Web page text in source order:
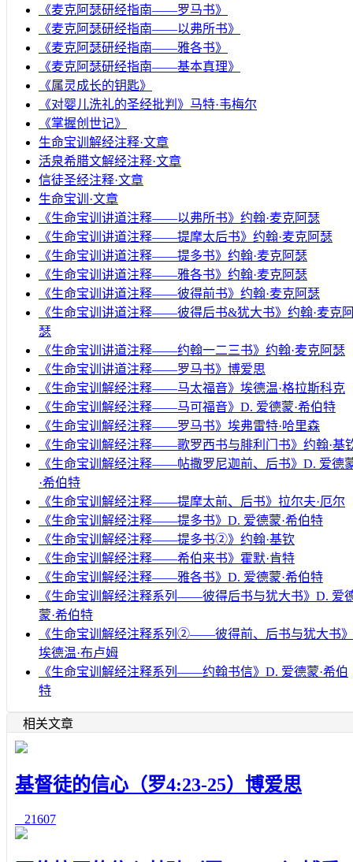
《麦克阿瑟研经指南——罗马书》
《麦克阿瑟研经指南——以弗所书》
《麦克阿瑟研经指南——雅各书》
《麦克阿瑟研经指南——基本真理》
《属灵成长的钥匙》
《对婴儿洗礼的圣经批判》马特·韦梅尔
《掌握创世记》
生命宝训解经注释·文章
活泉希腊文解经注释·文章
信徒圣经注释·文章
生命宝训·文章
《生命宝训讲道注释——以弗所书》约翰·麦克阿瑟
《生命宝训讲道注释——提摩太后书》约翰·麦克阿瑟
《生命宝训讲道注释——提多书》约翰·麦克阿瑟
《生命宝训讲道注释——雅各书》约翰·麦克阿瑟
《生命宝训讲道注释——彼得前书》约翰·麦克阿瑟
《生命宝训讲道注释——彼得后书&犹大书》约翰·麦克
瑟
《生命宝训讲道注释——约翰一二三书》约翰·麦克阿瑟
《生命宝训讲道注释——罗马书》博爱思
《生命宝训解经注释——马太福音》埃德温·格拉斯科克
《生命宝训解经注释——马可福音》D. 爱德蒙·希伯特
《生命宝训解经注释——罗马书》埃弗雷特·哈里森
《生命宝训解经注释——歌罗西书与腓利门书》约翰·基
《生命宝训解经注释——帖撒罗尼迦前、后书》D. 爱德
·希伯特
《生命宝训解经注释——提摩太前、后书》拉尔夫·厄尔
《生命宝训解经注释——提多书》D. 爱德蒙·希伯特
《生命宝训解经注释——提多书②》约翰·基钦
《生命宝训解经注释——希伯来书》霍默·肯特
《生命宝训解经注释——雅各书》D. 爱德蒙·希伯特
《生命宝训解经注释系列——彼得后书与犹大书》D. 爱
蒙·希伯特
《生命宝训解经注释系列②——彼得前、后书与犹大书》
埃德温·布卢姆
《生命宝训解经注释系列——约翰书信》D. 爱德蒙·希伯
特
相关文章
基督徒的信心（罗4:23-25）博爱思
21607